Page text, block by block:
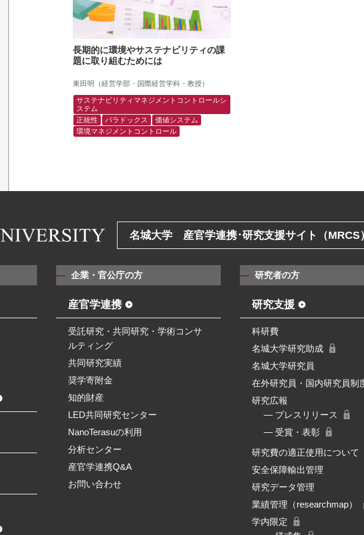
長期的に環境やサステナビリティの課
題に取り組むためには
東田明（経営学部・国際経営学科・教授）
サステナビリティマネジメントコントロールシ
ステム
正統性
パラドックス
価値システム
環境マネジメントコントロール
名城大学 産官学連携･研究支援サイト（MRCS
企業・官公庁の方
産官学連携
受託研究・共同研究・学術コンサ
ルティング
共同研究実績
奨学寄附金
知的財産
LED共同研究センター
NanoTerasuの利用
分析センター
産官学連携Q&A
お問い合わせ
研究者の方
研究支援
科研費
名城大学研究助成
名城大学研究員
在外研究員・国内研究員制
研究広報
― プレスリリース
― 受賞・表彰
研究費の適正使用について
安全保障輸出管理
研究データ管理
業績管理（researchmap）
学内限定